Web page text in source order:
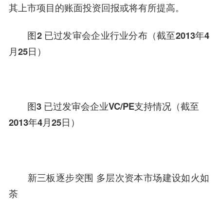
其上市项目的账面投资回报或将有所提高。
图2 已过发审会企业行业分布（截至2013年4
月25日）
图3 已过发审会企业VC/PE支持情况（截至
2013年4月25日）
新三板逐步突围 多层次资本市场建设如火如
荼